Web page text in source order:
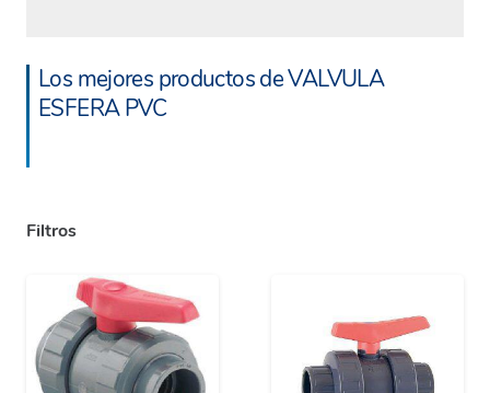
Los mejores productos de VALVULA
ESFERA PVC
Filtros